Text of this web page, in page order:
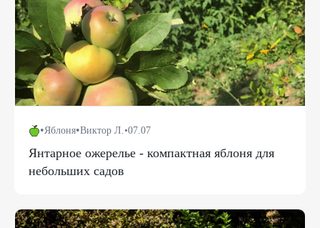
•Яблоня•Виктор Л.•07.07
Янтарное ожерелье - компактная яблоня для
небольших садов